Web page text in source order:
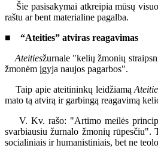
Šie pasisakymai atkreipia mūsų
raštu ar bent materialine pagalba.
■ “Ateities” atviras reagavimas
Ateitiesžurnale "kelių žmonių
žmonėm įgyja naujos pagarbos".
Taip apie ateitininkų leidžiamą
mato tą atvirą ir garbingą reagavimą
V. Kv. rašo: "Artimo meilės
svarbiausiu žurnalo žmonių rūpesčiu".
socialiniais ir humanistiniais, bet ne